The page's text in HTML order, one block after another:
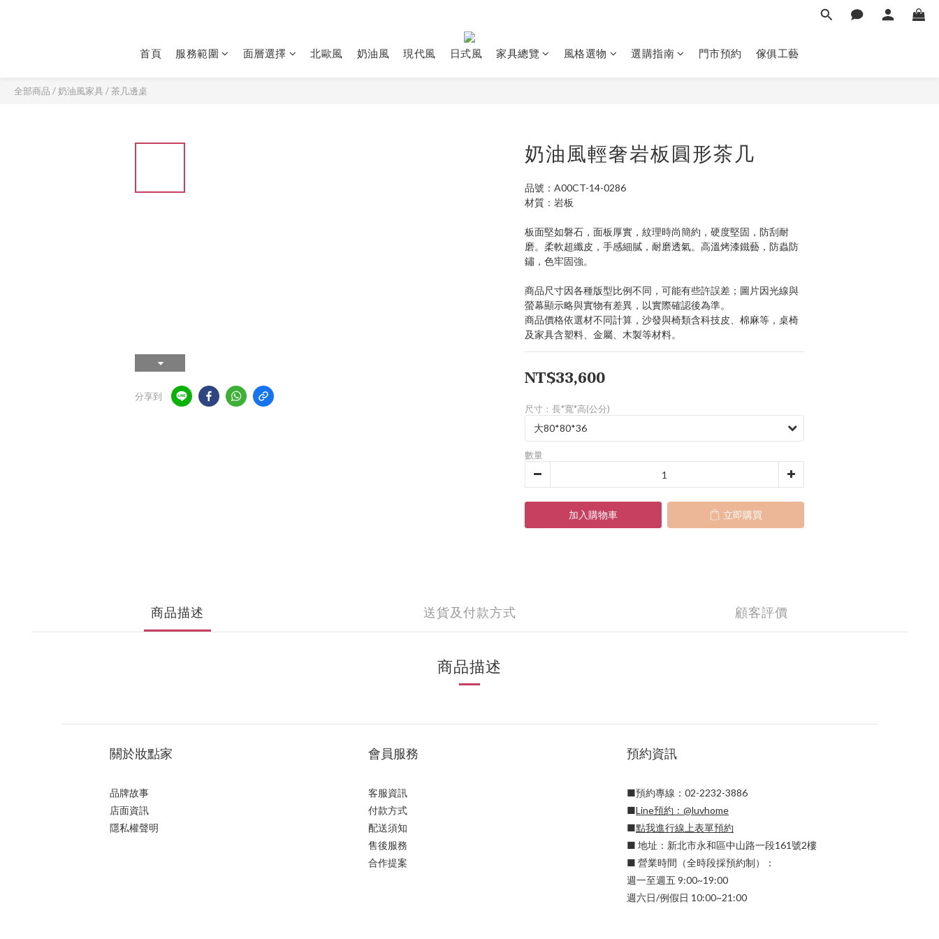
首頁 服務範圍 面層選擇 北歐風 奶油風 現代風 日式風 家具總覽 風格選物 選購指南 門市預約 傢俱工藝
全部商品 /奶油風家具 /茶几邊桌
分享到
奶油風輕奢岩板圓形茶几
品號：A00CT-14-0286
材質：岩板
板面堅如磐石，面板厚實，紋理時尚簡約，硬度堅固，防刮耐
磨。柔軟超纖皮，手感細膩，耐磨透氣。高溫烤漆鐵藝，防蟲防
鏽，色牢固強。
商品尺寸因各種版型比例不同，可能有些許誤差；圖片因光線與
螢幕顯示略與實物有差異，以實際確認後為準。
商品價格依選材不同計算，沙發與椅類含科技皮、棉麻等，桌椅
及家具含塑料、金屬、木製等材料。
NT$33,600
尺寸：長*寬*高(公分)
數量
加入購物車 立即購買
商品描述 送貨及付款方式 顧客評價
商品描述
關於妝點家
品牌故事
店面資訊
隱私權聲明
會員服務
客服資訊
付款方式
配送須知
售後服務
合作提案
預約資訊
■預約專線：02-2232-3886
■Line預約： @luvhome
■點我進行線上表單預約
■ 地址：新北市永和區中山路一段161號2樓
■ 營業時間（全時段採預約制）：
週一至週五 9:00~19:00
週六日/例假日 10:00~21:00